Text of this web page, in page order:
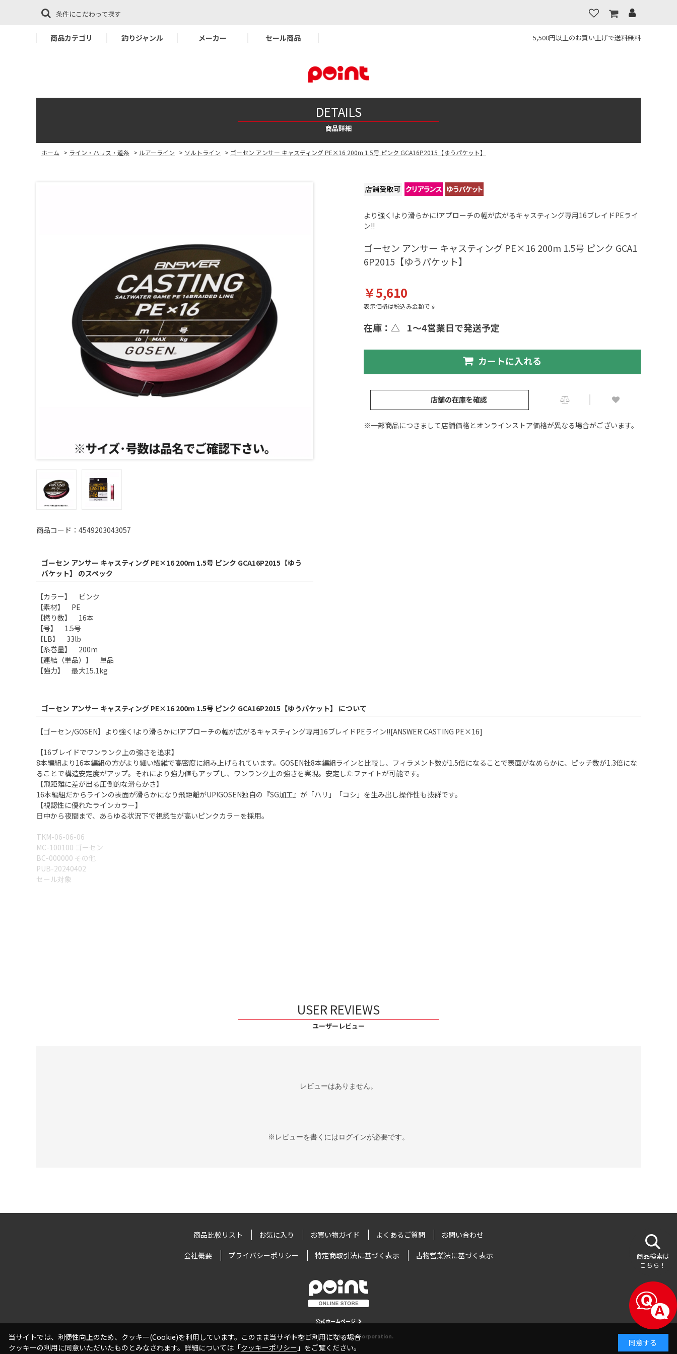
条件にこだわって探す
商品カテゴリ 釣りジャンル メーカー セール商品 5,500円以上のお買い上げで送料無料
DETAILS
商品詳細
ホーム > ライン・ハリス・道糸 > ルアーライン > ソルトライン > ゴーセン アンサー キャスティング PE×16 200m 1.5号 ピンク GCA16P2015【ゆうパケット】
商品コード：4549203043057
ゴーセン アンサー キャスティング PE×16 200m 1.5号 ピンク GCA16P2015【ゆう
パケット】 のスペック
【カラー】 ピンク
【素材】 PE
【撚り数】 16本
【号】 1.5号
【LB】 33lb
【糸巻量】 200m
【連結（単品）】 単品
【強力】 最大15.1kg
より強く!より滑らかに!アプローチの幅が広がるキャスティング専用16ブレイドPEライ
ン!!
ゴーセン アンサー キャスティング PE×16 200m 1.5号 ピンク GCA1
6P2015【ゆうパケット】
￥5,610
表示価格は税込み金額です
在庫：△ 1～4営業日で発送予定
カートに入れる
店舗の在庫を確認
※一部商品につきまして店舗価格とオンラインストア価格が異なる場合がございます。
ゴーセン アンサー キャスティング PE×16 200m 1.5号 ピンク GCA16P2015【ゆうパケット】 について
【ゴーセン/GOSEN】より強く!より滑らかに!アプローチの幅が広がるキャスティング専用16ブレイドPEライン!![ANSWER CASTING PE×16]
【16ブレイドでワンランク上の強さを追求】
8本編組より16本編組の方がより細い繊維で高密度に組み上げられています。GOSEN社8本編組ラインと比較し、フィラメント数が1.5倍になることで表面がなめらかに、ピッチ数が1.3倍にな
ることで構造安定度がアップ。それにより強力値もアップし、ワンランク上の強さを実現。安定したファイトが可能です。
【飛距離に差が出る圧倒的な滑らかさ】
16本編組だからラインの表面が滑らかになり飛距離がUP!GOSEN独自の『SG加工』が「ハリ」「コシ」を生み出し操作性も抜群です。
【視認性に優れたラインカラー】
日中から夜間まで、あらゆる状況下で視認性が高いピンクカラーを採用。
TKM-06-06-06
MC-100100 ゴーセン
BC-000000 その他
PUB-20240402
セール対象
USER REVIEWS
ユーザーレビュー
レビューはありません。
※レビューを書くにはログインが必要です。
商品比較リスト お気に入り お買い物ガイド よくあるご質問 お問い合わせ
会社概要 プライバシーポリシー 特定商取引法に基づく表示 古物営業法に基づく表示
公式ホームページ
Copyright © 2022 Takamiya Corporation.
商品検索は
こちら！
当サイトでは、利便性向上のため、クッキー(Cookie)を利用しています。このまま当サイトをご利用になる場合
クッキーの利用に同意いただいたものとみなされます。詳細については「クッキーポリシー 」をご覧ください。
同意する